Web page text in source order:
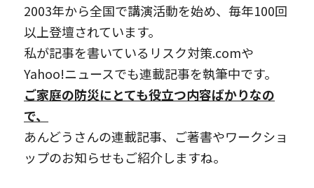
2003年から全国で講演活動を始め、毎年100回
以上登壇されています。
私が記事を書いているリスク対策.comや
Yahoo!ニュースでも連載記事を執筆中です。
ご家庭の防災にとても役立つ内容ばかりなの
で、
あんどうさんの連載記事、ご著書やワークショ
ップのお知らせもご紹介しますね。